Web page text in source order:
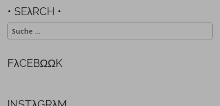
n• SEλRCH •
Suche
nach:
FλCEBΩΩK